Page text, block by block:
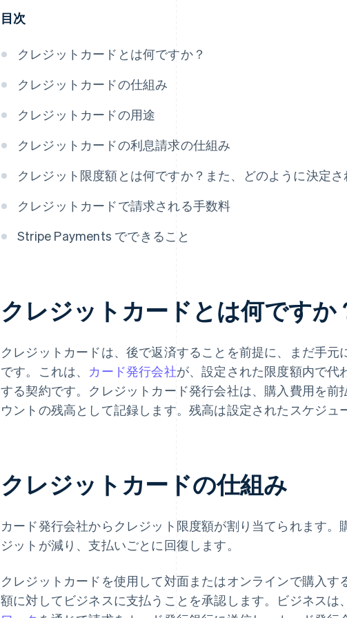
目次
クレジットカードとは何ですか？
クレジットカードの仕組み
クレジットカードの用途
クレジットカードの利息請求の仕組み
クレジット限度額とは何ですか？また、どのように決定さ
クレジットカードで請求される手数料
Stripe Payments でできること
クレジットカードとは何ですか
クレジットカードは、後で返済することを前提に、まだ手元
です。これは、 カード発行会社が、設定された限度額内で代
する契約です。クレジットカード発行会社は、購入費用を前
ウントの残高として記録します。残高は設定されたスケジュ
クレジットカードの仕組み
カード発行会社からクレジット限度額が割り当てられます。
ジットが減り、支払いごとに回復します。
クレジットカードを使用して対面またはオンラインで購入す
額に対してビジネスに支払うことを承認します。ビジネスは